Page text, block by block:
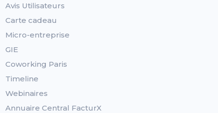
Avis Utilisateurs
Carte cadeau
Micro-entreprise
GIE
Coworking Paris
Timeline
Webinaires
Annuaire Central FacturX